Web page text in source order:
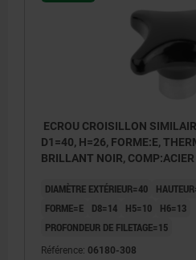
ECROU CROISILLON
D1=40, H=26, FORME:E,
BRILLANT NOIR, COMP:ACIER
DIAMÈTRE EXTÉRIEUR=40
FORME=E
D8=14 H5=10
H6=13
PROFONDEUR DE FILETAGE=15
Référence: 06180-308